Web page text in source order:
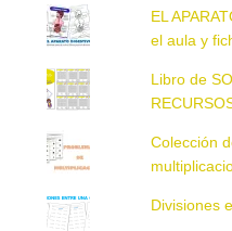
EL
el aula y
Libro de
Colección
Divisiones